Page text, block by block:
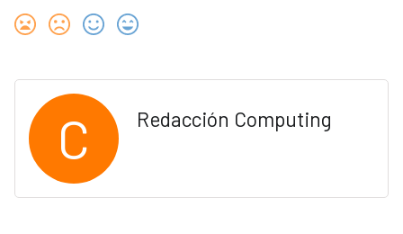
C Redacción Computing